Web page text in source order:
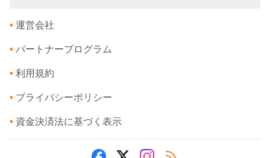
• 運営会社
• パートナープログラム
• 利用規約
• プライバシーポリシー
• 資金決済法に基づく表示